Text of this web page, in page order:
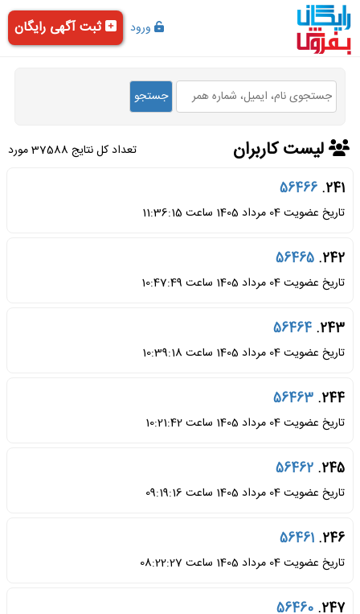
ورود ثبت آگهی رایگان
لیست کاربران تعداد کل نتایج 37588 مورد
241.
56466
تاریخ عضویت 04 مرداد 1405 ساعت 11:36:15
242.
56465
تاریخ عضویت 04 مرداد 1405 ساعت 10:47:49
243.
56464
تاریخ عضویت 04 مرداد 1405 ساعت 10:39:18
244.
56463
تاریخ عضویت 04 مرداد 1405 ساعت 10:21:42
245.
56462
تاریخ عضویت 04 مرداد 1405 ساعت 09:19:16
246.
56461
تاریخ عضویت 04 مرداد 1405 ساعت 08:22:27
247.
56460